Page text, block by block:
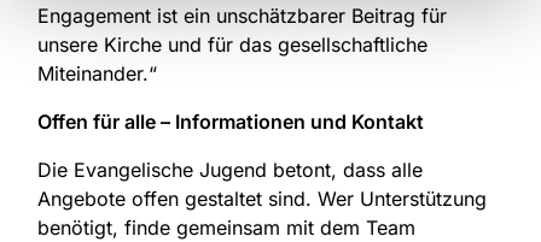
Engagement ist ein unschätzbarer Beitrag für
unsere Kirche und für das gesellschaftliche
Miteinander.“
Offen für alle – Informationen und Kontakt
Die Evangelische Jugend betont, dass alle
Angebote offen gestaltet sind. Wer Unterstützung
benötigt, finde gemeinsam mit dem Team